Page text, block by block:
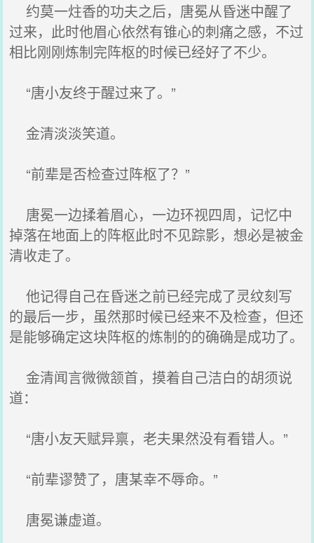
约莫一炷香的功夫之后，唐冕从昏迷中醒了
过来，此时他眉心依然有锥心的刺痛之感，不过
相比刚刚炼制完阵枢的时候已经好了不少。
“唐小友终于醒过来了。”
金清淡淡笑道。
“前辈是否检查过阵枢了？”
唐冕一边揉着眉心，一边环视四周，记忆中
掉落在地面上的阵枢此时不见踪影，想必是被金
清收走了。
他记得自己在昏迷之前已经完成了灵纹刻写
的最后一步，虽然那时候已经来不及检查，但还
是能够确定这块阵枢的炼制的的确确是成功了。
金清闻言微微颔首，摸着自己洁白的胡须说
道：
“唐小友天赋异禀，老夫果然没有看错人。”
“前辈谬赞了，唐某幸不辱命。”
唐冕谦虚道。